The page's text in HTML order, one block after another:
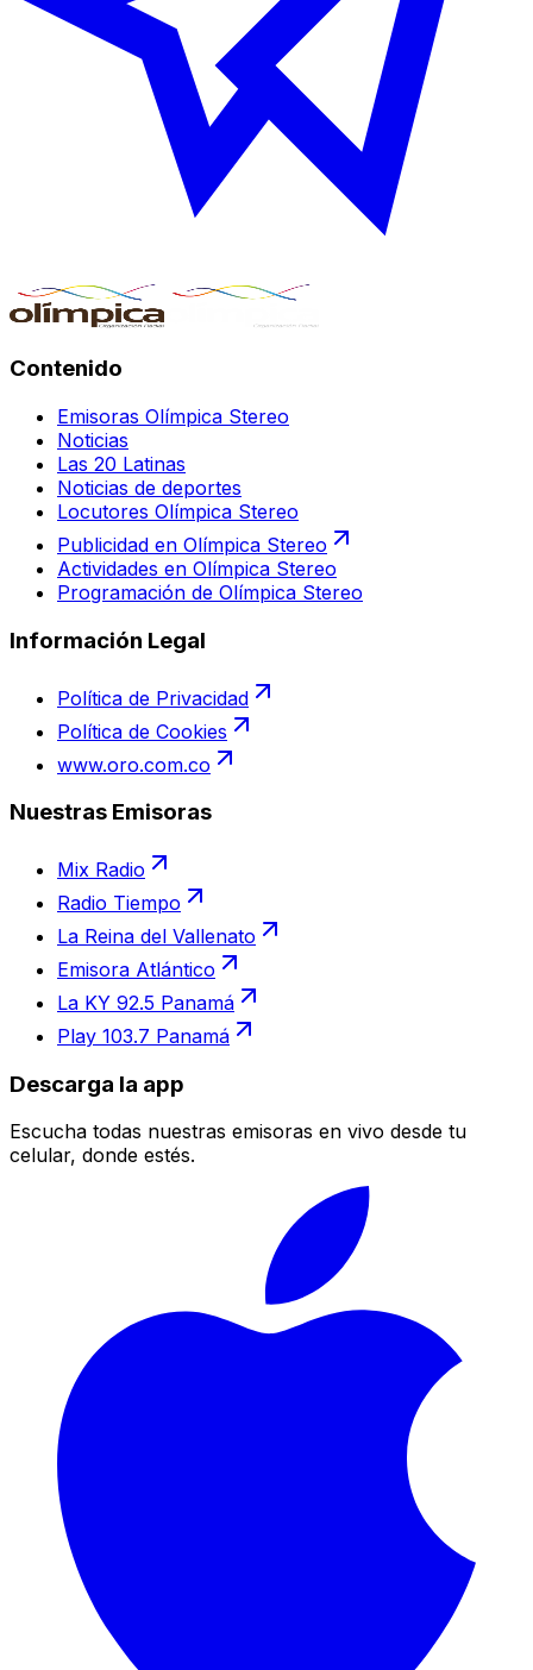
Contenido
Emisoras Olímpica Stereo
Noticias
Las 20 Latinas
Noticias de deportes
Locutores Olímpica Stereo
Publicidad en Olímpica Stereo
Actividades en Olímpica Stereo
Programación de Olímpica Stereo
Información Legal
Política de Privacidad
Política de Cookies
www.oro.com.co
Nuestras Emisoras
Mix Radio
Radio Tiempo
La Reina del Vallenato
Emisora Atlántico
La KY 92.5 Panamá
Play 103.7 Panamá
Descarga la app
Escucha todas nuestras emisoras en vivo desde tu
celular, donde estés.